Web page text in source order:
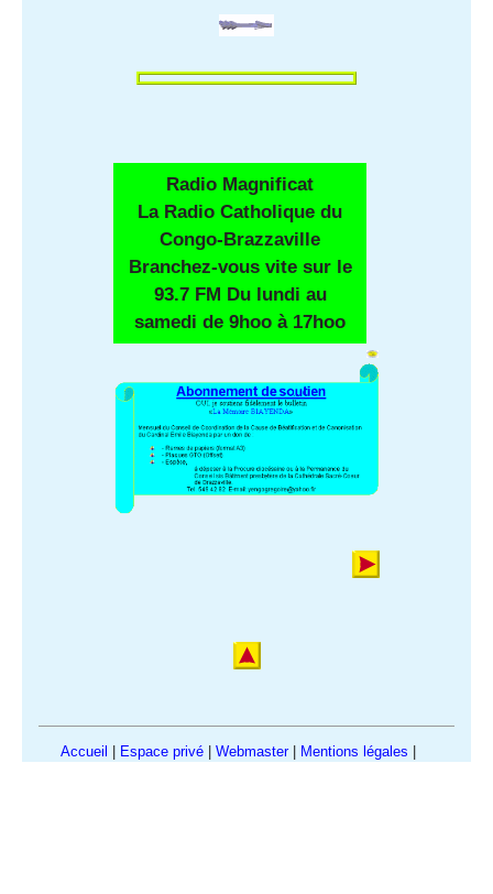
Radio Magnificat
La Radio Catholique du
Congo-Brazzaville
Branchez-vous vite sur le
93.7 FM Du lundi au
samedi de 9hoo à 17hoo
Accueil Espace privé| Webmaster| Mentions légales